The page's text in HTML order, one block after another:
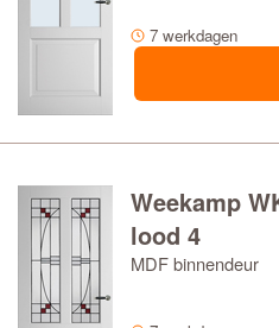
7 werkdagen
Weekamp
lood 4
MDF binnendeur